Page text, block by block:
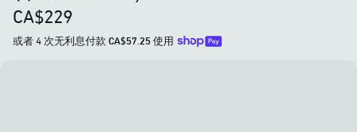
CA$229
或者 4 次无利息付款 CA$57.25使用